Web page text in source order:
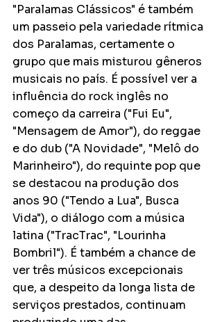
"Paralamas Clássicos" é também
um passeio pela variedade rítmica
dos Paralamas, certamente o
grupo que mais misturou gêneros
musicais no país. É possível ver a
influência do rock inglês no
começo da carreira ("Fui Eu",
"Mensagem de Amor"), do reggae
e do dub ("A Novidade", "Melô do
Marinheiro"), do requinte pop que
se destacou na produção dos
anos 90 ("Tendo a Lua", Busca
Vida"), o diálogo com a música
latina ("TracTrac", "Lourinha
Bombril"). É também a chance de
ver três músicos excepcionais
que, a despeito da longa lista de
serviços prestados, continuam